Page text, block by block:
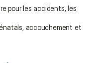
pour les accidents, les
accouchement et